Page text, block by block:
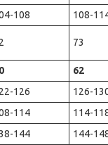
108 108-
73
62
126 126-
114 114-
144 144-